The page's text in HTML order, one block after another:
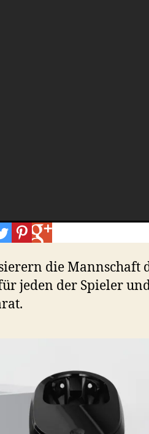
die Mannschaft
jeden der Spieler